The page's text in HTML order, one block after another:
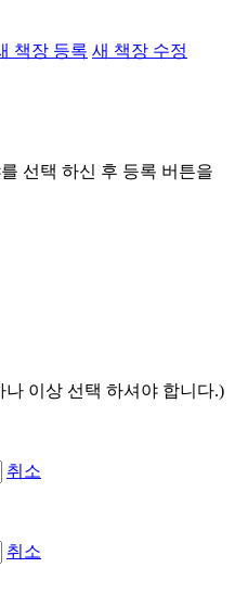
책장 등록 새 책장 수정
선택 하신 후 등록 버튼을
이상 선택 하셔야 합니다.)
취소
취소